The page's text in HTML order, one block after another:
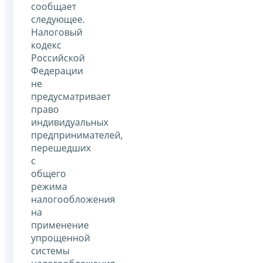
сообщает
следующее.
Налоговый
кодекс
Российской
Федерации
не
предусматривает
право
индивидуальных
предпринимателей,
перешедших
с
общего
режима
налогообложения
на
применение
упрощенной
системы